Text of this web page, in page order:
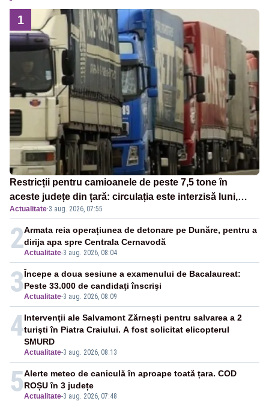
1
Restricții pentru camioanele de peste 7,5 tone în
aceste județe din țară: circulația este interzisă luni,
între orele 12:00 și 20:00
Actualitate·3 aug. 2026, 07:55
2Actualitate-3 aug. 2026, 08:04
Armata reia operațiunea de detonare pe Dunăre, pentru a
dirija apa spre Centrala Cernavodă
3Actualitate-3 aug. 2026, 08:09
Începe a doua sesiune a examenului de Bacalaureat:
Peste 33.000 de candidaţi înscrişi
4
Actualitate-3 aug. 2026, 08:13
Intervenţii ale Salvamont Zărnești pentru salvarea a 2
turişti în Piatra Craiului. A fost solicitat elicopterul
SMURD
5Actualitate-3 aug. 2026, 07:48
Alerte meteo de caniculă în aproape toată țara. COD
ROȘU în 3 județe